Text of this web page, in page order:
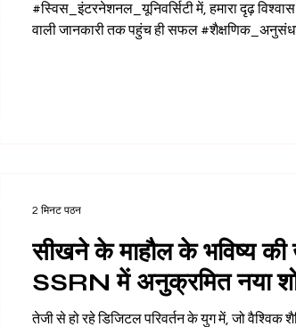
#स्विस_इंटरनेशनल_यूनिवर्सिटी में, हमारा दृढ़
वाली जानकारी तक पहुंच ही सफल
सीखने के माहौल के भविष्य
SSRN में अनुक्रमित नया
तेजी से हो रहे डिजिटल परिवर्तन के युग में, जो वैश्विक
2 मिनट पठन